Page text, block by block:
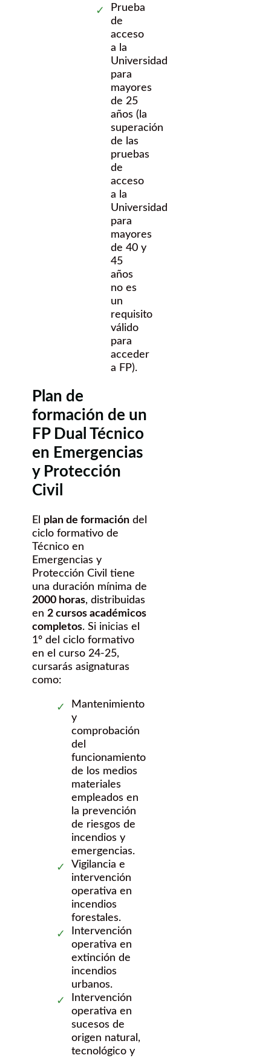
Prueba
de
acceso
a la
Universidad
para
mayores
de 25
años (la
superación
de las
pruebas
de
acceso
a la
Universidad
para
mayores
de 40 y
45
años
no es
un
requisito
válido
para
acceder
a FP).
Plan de
formación de un
FP Dual Técnico
en Emergencias
y Protección
Civil
El plan de formación del
ciclo formativo de
Técnico en
Emergencias y
Protección Civil tiene
una duración mínima de
2000 horas, distribuidas
en 2 cursos académicos
completos. Si inicias el
1º del ciclo formativo
en el curso 24-25,
cursarás asignaturas
como:
Mantenimiento
y
comprobación
del
funcionamiento
de los medios
materiales
empleados en
la prevención
de riesgos de
incendios y
emergencias.
Vigilancia e
intervención
operativa en
incendios
forestales.
Intervención
operativa en
extinción de
incendios
urbanos.
Intervención
operativa en
sucesos de
origen natural,
tecnológico y